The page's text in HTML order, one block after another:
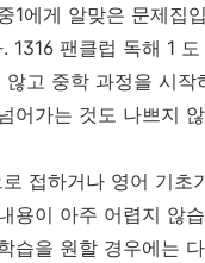
1에게 알맞은 문제집
1316 팬클럽 독해 1
고 중학 과정을 시작
어가는 것도 나쁘지
접하거나 영어 기초
용이 아주 어렵지 않
습을 원할 경우에는